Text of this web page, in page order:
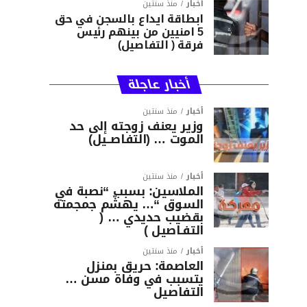
أخبار منذ سنتين
ابطاقة ايداع بالسجن في حق
5 امنيين من بينهم رئيس
فرقة ( التفاصيل)
أخبار عاجلة
أخبار منذ سنتين
وزير يعنف زوجته إلى حد
الموت … (التفاصــيل)
أخبار منذ سنتين
الملاسين: بسبب “نصبة في
السوق “… يهشّم جمجمته
بقضيب حديدي … (
التفـاصيل )
أخبار منذ سنتين
العاصمة: حريق بمنزل
يتسبب في وفاة مسن …
التفاصيل